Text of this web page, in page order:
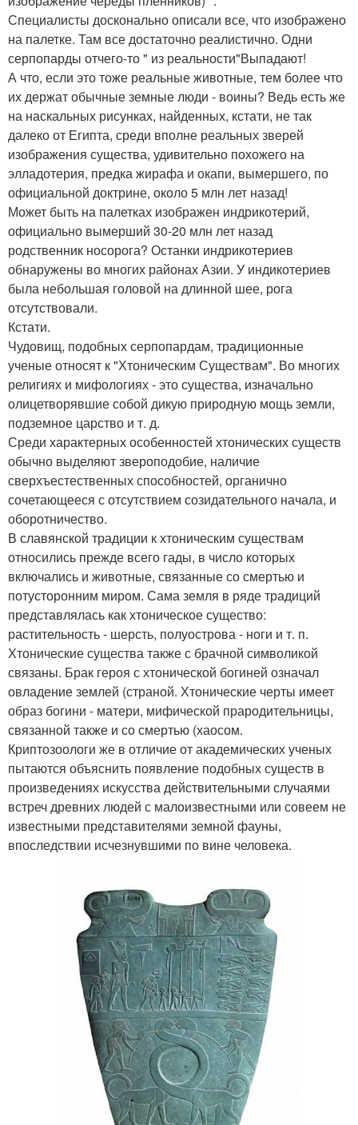
Специалисты досконально описали все, что изображено
на палетке. Там все достаточно реалистично. Одни
серпопарды отчего-то " из реальности"Выпадают!
А что, если это тоже реальные животные, тем более что
их держат обычные земные люди - воины? Ведь есть же
на наскальных рисунках, найденных, кстати, не так
далеко от Египта, среди вполне реальных зверей
изображения существа, удивительно похожего на
элладотерия, предка жирафа и окапи, вымершего, по
официальной доктрине, около 5 млн лет назад!
Может быть на палетках изображен индрикотерий,
официально вымерший 30-20 млн лет назад
родственник носорога? Останки индрикотериев
обнаружены во многих районах Азии. У индикотериев
была небольшая головой на длинной шее, рога
отсутствовали.
Кстати.
Чудовищ, подобных серпопардам, традиционные
ученые относят к "Хтоническим Существам". Во многих
религиях и мифологиях - это существа, изначально
олицетворявшие собой дикую природную мощь земли,
подземное царство и т. д.
Среди характерных особенностей хтонических существ
обычно выделяют звероподобие, наличие
сверхъестественных способностей, органично
сочетающееся с отсутствием созидательного начала, и
оборотничество.
В славянской традиции к хтоническим существам
относились прежде всего гады, в число которых
включались и животные, связанные со смертью и
потусторонним миром. Сама земля в ряде традиций
представлялась как хтоническое существо:
растительность - шерсть, полуострова - ноги и т. п.
Хтонические существа также с брачной символикой
связаны. Брак героя с хтонической богиней означал
овладение землей (страной. Хтонические черты имеет
образ богини - матери, мифической прародительницы,
связанной также и со смертью (хаосом.
Криптозоологи же в отличие от академических ученых
пытаются объяснить появление подобных существ в
произведениях искусства действительными случаями
встреч древних людей с малоизвестными или совеем не
известными представителями земной фауны,
впоследствии исчезнувшими по вине человека.